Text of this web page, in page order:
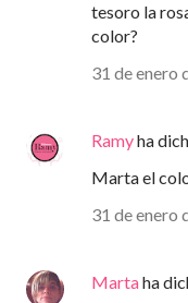
tesoro la
color?
31 de enero
Ramyha
Marta el
31 de enero
Martaha